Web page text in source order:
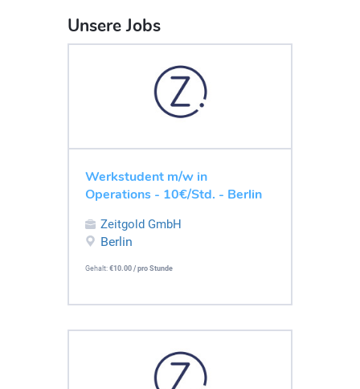
Unsere Jobs
Werkstudent m/w in
Operations - 10€/Std. - Berlin
Zeitgold GmbH
Berlin
Gehalt: €10.00 / pro Stunde